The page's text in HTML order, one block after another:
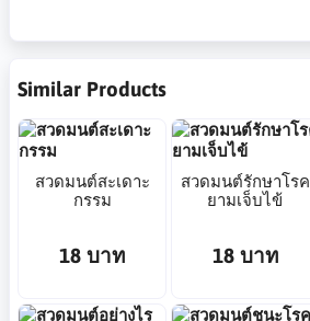
Similar Products
สวดมนต์สะเดาะ
กรรม
18 บาท
สวดมนต์รักษาโรค
ยามเจ็บไข้
18 บาท